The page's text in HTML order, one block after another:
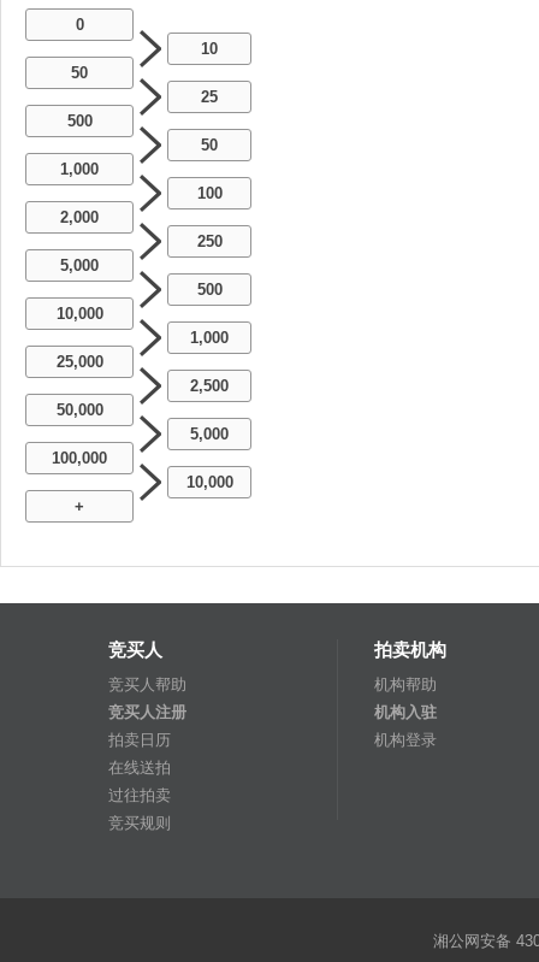
0
10
50
25
500
50
1,000
100
2,000
250
5,000
500
10,000
1,000
25,000
2,500
50,000
5,000
100,000
10,000
+
竞买人
竞买人帮助
竞买人注册
拍卖日历
在线送拍
过往拍卖
竞买规则
拍卖机构
机构帮助
机构入驻
机构登录
湘公网安备